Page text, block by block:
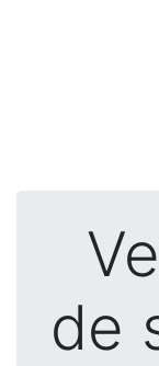
de